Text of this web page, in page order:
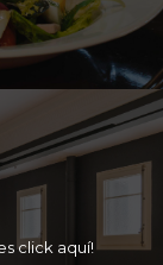
click aquí!